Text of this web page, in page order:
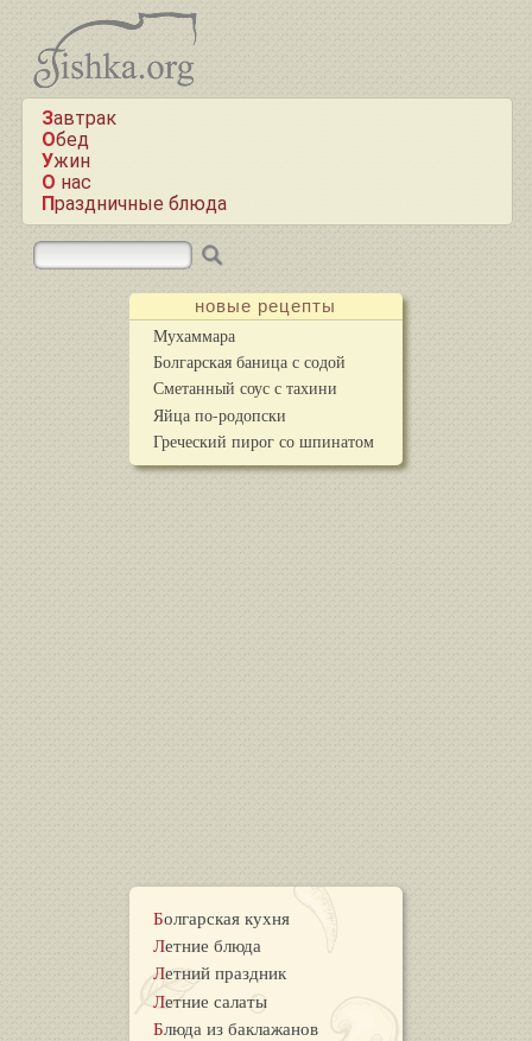
Завтрак
Обед
Ужин
О нас
Праздничные блюда
новые рецепты
Мухаммара
Болгарская баница с содой
Сметанный соус с тахини
Яйца по-родопски
Греческий пирог со шпинатом
Болгарская кухня
Летние блюда
Летний праздник
Летние салаты
Блюда из баклажанов